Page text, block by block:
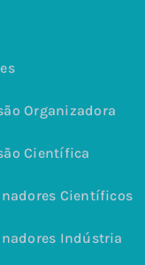
Organizadora
Científica
Científicos
Indústria